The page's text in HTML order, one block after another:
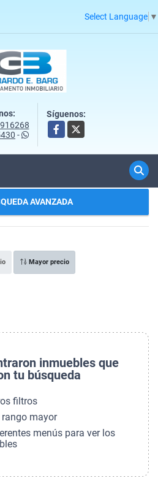
Select Language ▼
-
Síguenos:
Facebook
X
AVANZADA
Mayor precio
inmuebles que
tu búsqueda
filtros
mayor
menús para ver los